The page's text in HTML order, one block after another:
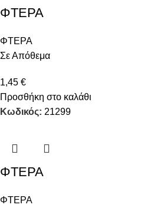
ΦΤΕΡΑ
ΦΤΕΡΑ
Σε Απόθεμα
1,45 €
Προσθήκη στο καλάθι
Κωδικός: 21299
ΦΤΕΡΑ
ΦΤΕΡΑ